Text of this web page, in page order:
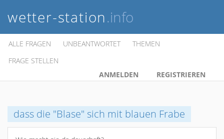
wetter-station.info
ALLE FRAGEN UNBEANTWORTET
THEMEN
FRAGE STELLEN
ANMELDEN
REGISTRIEREN
dass die "Blase" sich mit blauen Frabe